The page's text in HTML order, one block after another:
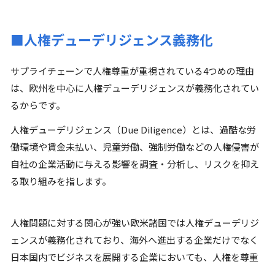
■人権デューデリジェンス義務化
サプライチェーンで人権尊重が重視されている4つめの理由
は、欧州を中心に人権デューデリジェンスが義務化されてい
るからです。
人権デューデリジェンス（Due Diligence）とは、過酷な労
働環境や賃金未払い、児童労働、強制労働などの人権侵害が
自社の企業活動に与える影響を調査・分析し、リスクを抑え
る取り組みを指します。
人権問題に対する関心が強い欧米諸国では人権デューデリジ
ェンスが義務化されており、海外へ進出する企業だけでなく
日本国内でビジネスを展開する企業においても、人権を尊重